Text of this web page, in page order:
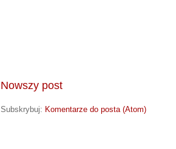
Nowszy post
Subskrybuj: Komentarze do posta (Atom)